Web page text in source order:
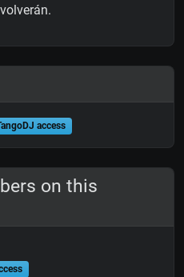
access
on this